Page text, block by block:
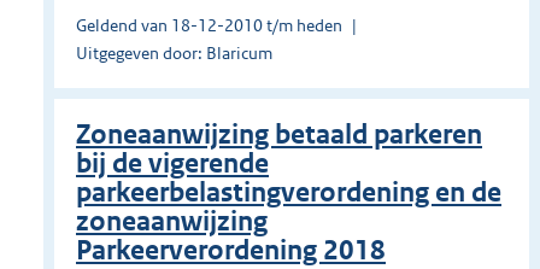
Geldend van 18-12-2010 t/m heden
Uitgegeven door: Blaricum
Zoneaanwijzing betaald parkeren
bij de vigerende
parkeerbelastingverordening en de
zoneaanwijzing
Parkeerverordening 2018